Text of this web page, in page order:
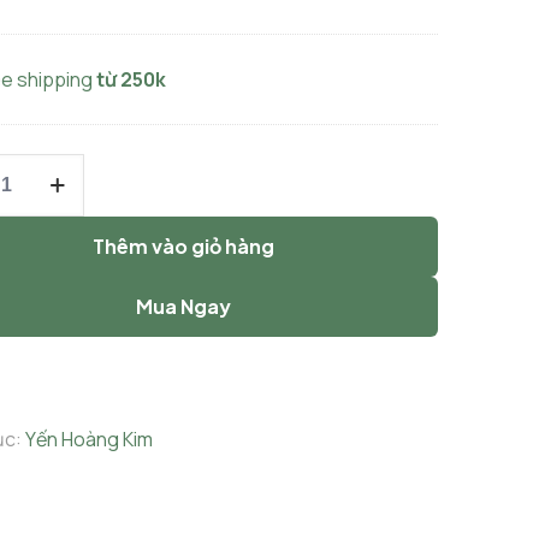
shippingtừ 250k
Thêm vào giỏ hàng
Mua Ngay
Yến Hoàng Kim